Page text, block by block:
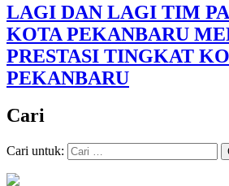
LAGI DAN LAGI TIM
KOTA PEKANBARU
PRESTASI TINGKAT
PEKANBARU
Cari
Cari untuk: